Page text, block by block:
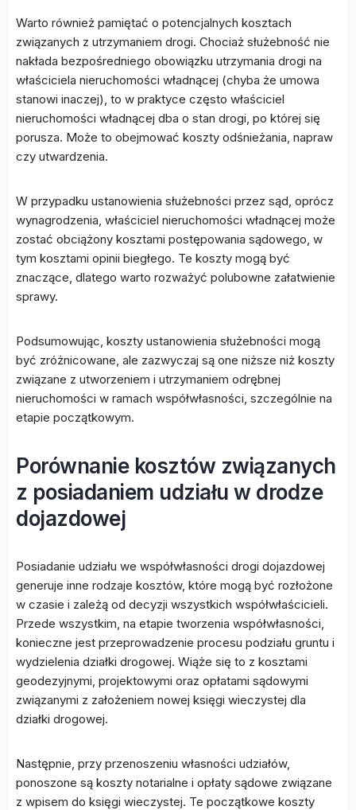
Warto również pamiętać o potencjalnych kosztach
związanych z utrzymaniem drogi. Chociaż służebność nie
nakłada bezpośredniego obowiązku utrzymania drogi na
właściciela nieruchomości władnącej (chyba że umowa
stanowi inaczej), to w praktyce często właściciel
nieruchomości władnącej dba o stan drogi, po której się
porusza. Może to obejmować koszty odśnieżania, napraw
czy utwardzenia.
W przypadku ustanowienia służebności przez sąd, oprócz
wynagrodzenia, właściciel nieruchomości władnącej może
zostać obciążony kosztami postępowania sądowego, w
tym kosztami opinii biegłego. Te koszty mogą być
znaczące, dlatego warto rozważyć polubowne załatwienie
sprawy.
Podsumowując, koszty ustanowienia służebności mogą
być zróżnicowane, ale zazwyczaj są one niższe niż koszty
związane z utworzeniem i utrzymaniem odrębnej
nieruchomości w ramach współwłasności, szczególnie na
etapie początkowym.
Porównanie kosztów związanych
z posiadaniem udziału w drodze
dojazdowej
Posiadanie udziału we współwłasności drogi dojazdowej
generuje inne rodzaje kosztów, które mogą być rozłożone
w czasie i zależą od decyzji wszystkich współwłaścicieli.
Przede wszystkim, na etapie tworzenia współwłasności,
konieczne jest przeprowadzenie procesu podziału gruntu i
wydzielenia działki drogowej. Wiąże się to z kosztami
geodezyjnymi, projektowymi oraz opłatami sądowymi
związanymi z założeniem nowej księgi wieczystej dla
działki drogowej.
Następnie, przy przenoszeniu własności udziałów,
ponoszone są koszty notarialne i opłaty sądowe związane
z wpisem do księgi wieczystej. Te początkowe koszty